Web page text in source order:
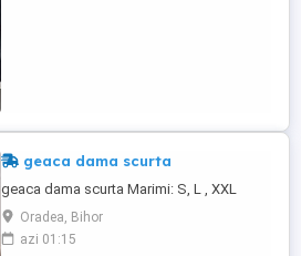
geaca dama scurta
geaca dama scurta Marimi: S, L , XXL
Oradea, Bihor
azi 01:15